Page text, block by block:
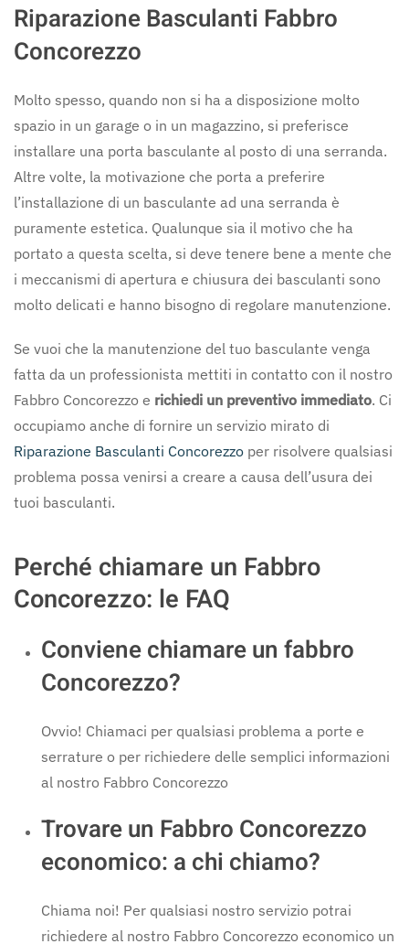
Riparazione Basculanti Fabbro
Concorezzo
Molto spesso, quando non si ha a disposizione molto
spazio in un garage o in un magazzino, si preferisce
installare una porta basculante al posto di una serranda.
Altre volte, la motivazione che porta a preferire
l’installazione di un basculante ad una serranda è
puramente estetica. Qualunque sia il motivo che ha
portato a questa scelta, si deve tenere bene a mente che
i meccanismi di apertura e chiusura dei basculanti sono
molto delicati e hanno bisogno di regolare manutenzione.
Se vuoi che la manutenzione del tuo basculante venga
fatta da un professionista mettiti in contatto con il nostro
Fabbro Concorezzo e richiedi un preventivo immediato. Ci
occupiamo anche di fornire un servizio mirato di
Riparazione Basculanti Concorezzo per risolvere qualsiasi
problema possa venirsi a creare a causa dell’usura dei
tuoi basculanti.
Perché chiamare un Fabbro
Concorezzo: le FAQ
Conviene chiamare un fabbro
Concorezzo?
Ovvio! Chiamaci per qualsiasi problema a porte e
serrature o per richiedere delle semplici informazioni
al nostro Fabbro Concorezzo
Trovare un Fabbro Concorezzo
economico: a chi chiamo?
Chiama noi! Per qualsiasi nostro servizio potrai
richiedere al nostro Fabbro Concorezzo economico un